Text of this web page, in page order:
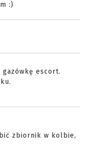
:)
escort.
zbiornik w kolbie,